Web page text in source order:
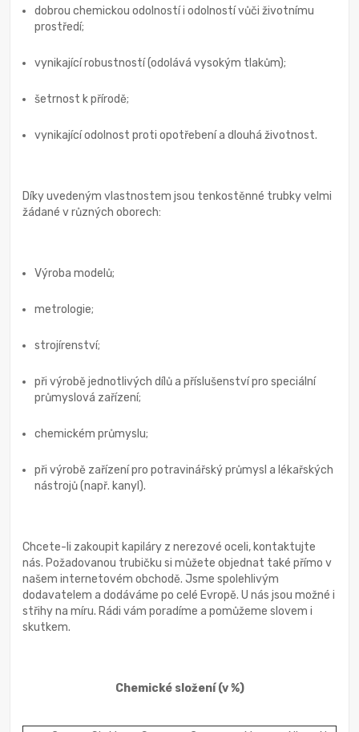
dobrou chemickou odolností i odolností vůči životnímu
prostředí;
vynikající robustností (odolává vysokým tlakům);
šetrnost k přírodě;
vynikající odolnost proti opotřebení a dlouhá životnost.
Díky uvedeným vlastnostem jsou tenkostěnné trubky velmi
žádané v různých oborech:
Výroba modelů;
metrologie;
strojírenství;
při výrobě jednotlivých dílů a příslušenství pro speciální
průmyslová zařízení;
chemickém průmyslu;
při výrobě zařízení pro potravinářský průmysl a lékařských
nástrojů (např. kanyl).
Chcete-li zakoupit kapiláry z nerezové oceli, kontaktujte
nás. Požadovanou trubičku si můžete objednat také přímo v
našem internetovém obchodě. Jsme spolehlivým
dodavatelem a dodáváme po celé Evropě. U nás jsou možné i
střihy na míru. Rádi vám poradíme a pomůžeme slovem i
skutkem.
Chemické složení(v %)